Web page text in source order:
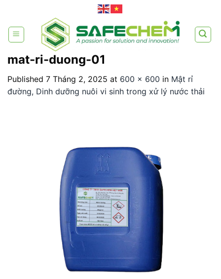
content
mat-ri-duong-01
Published 7 Tháng 2, 2025 at 600 × 600 in Mật rỉ
đường, Dinh dưỡng nuôi vi sinh trong xử lý nước thải